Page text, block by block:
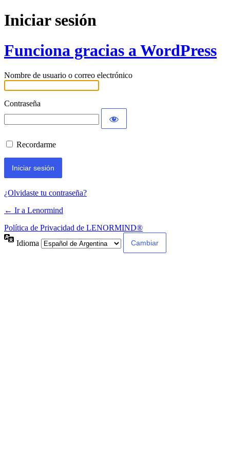
Iniciar sesión
Funciona gracias a WordPress
Nombre de usuario o correo electrónico
Contraseña
Recordarme
¿Olvidaste tu contraseña?
← Ir a Lenormind
Política de Privacidad de LENORMIND®
Idioma